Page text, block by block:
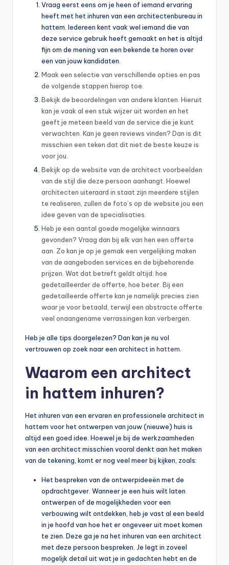
Vraag eerst eens om je heen of iemand ervaring
heeft met het inhuren van een architectenbureau in
hattem. Iedereen kent vaak wel iemand die van
deze service gebruik heeft gemaakt en het is altijd
fijn om de mening van een bekende te horen over
een van jouw kandidaten.
Maak een selectie van verschillende opties en pas
de volgende stappen hierop toe.
Bekijk de beoordelingen van andere klanten. Hieruit
kan je vaak al een stuk wijzer uit worden en het
geeft je meteen beeld van de service die je kunt
verwachten. Kan je geen reviews vinden? Dan is dit
misschien een teken dat dit niet de beste keuze is
voor jou.
Bekijk op de website van de architect voorbeelden
van de stijl die deze persoon aanhangt. Hoewel
architecten uiteraard in staat zijn meerdere stijlen
te realiseren, zullen de foto’s op de website jou een
idee geven van de specialisaties.
Heb je een aantal goede mogelijke winnaars
gevonden? Vraag dan bij elk van hen een offerte
aan. Zo kan je op je gemak een vergelijking maken
van de aangeboden services en de bijbehorende
prijzen. Wat dat betreft geldt altijd: hoe
gedetailleerder de offerte, hoe beter. Bij een
gedetailleerde offerte kan je namelijk precies zien
waar je voor betaald, terwijl een abstracte offerte
veel onaangename verrassingen kan verbergen.
Heb je alle tips doorgelezen? Dan kan je nu vol
vertrouwen op zoek naar een architect in hattem.
Waarom een architect
in hattem inhuren?
Het inhuren van een ervaren en professionele architect in
hattem voor het ontwerpen van jouw (nieuwe) huis is
altijd een goed idee. Hoewel je bij de werkzaamheden
van een architect misschien vooral denkt aan het maken
van de tekening, komt er nog veel meer bij kijken, zoals:
Het bespreken van de ontwerpideeën met de
opdrachtgever. Wanneer je een huis wilt laten
ontwerpen of de mogelijkheden voor een
verbouwing wilt ontdekken, heb je vast al een beeld
in je hoofd van hoe het er ongeveer uit moet komen
te zien. Deze ga je na het inhuren van een architect
met deze persoon bespreken. Je legt in zoveel
mogelijk detail uit wat je in gedachten hebt en de